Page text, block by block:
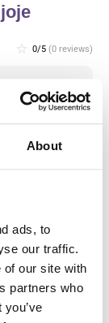
About
ads, to
our traffic.
of our site with
partners who
star_border 0/5 (0 reviews)
(turintis
ir